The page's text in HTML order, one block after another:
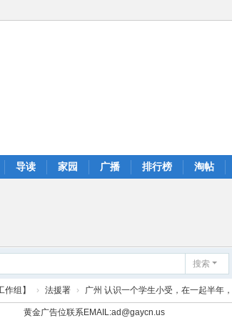
导读 家园 广播 排行榜 淘帖
搜索
作组】 › 法援署 › 广州 认识一个学生小受，在一起半年
黄金广告位联系EMAIL:ad@gaycn.us